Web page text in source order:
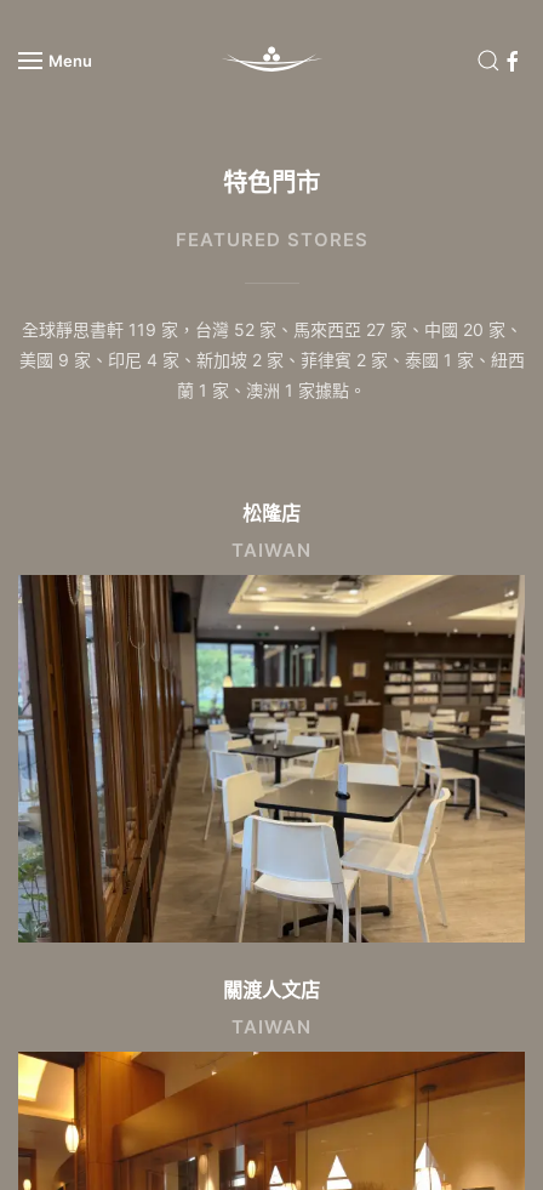
Skip to main content
Menu
特色門市
FEATURED STORES
全球靜思書軒 119 家，台灣 52 家、馬來西亞 27 家、中國 20 家、
美國 9 家、印尼 4 家、新加坡 2 家、菲律賓 2 家、泰國 1 家、紐西
蘭 1 家、澳洲 1 家據點。
松隆店
TAIWAN
關渡人文店
TAIWAN